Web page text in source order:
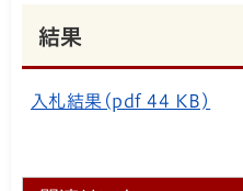
結果
入札結果(pdf 44 KB)